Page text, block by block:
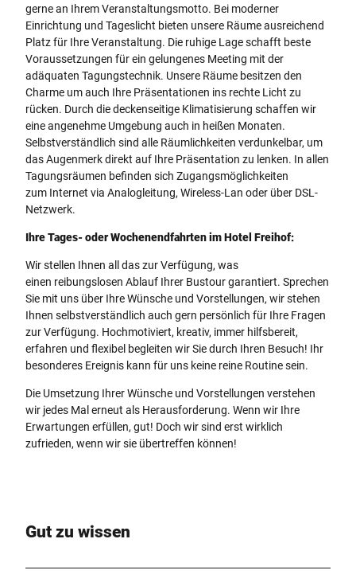
gerne an Ihrem Veranstaltungsmotto. Bei moderner
Einrichtung und Tageslicht bieten unsere Räume ausreichend
Platz für Ihre Veranstaltung. Die ruhige Lage schafft beste
Voraussetzungen für ein gelungenes Meeting mit der
adäquaten Tagungstechnik. Unsere Räume besitzen den
Charme um auch Ihre Präsentationen ins rechte Licht zu
rücken. Durch die deckenseitige Klimatisierung schaffen wir
eine angenehme Umgebung auch in heißen Monaten.
Selbstverständlich sind alle Räumlichkeiten verdunkelbar, um
das Augenmerk direkt auf Ihre Präsentation zu lenken. In allen
Tagungsräumen befinden sich Zugangsmöglichkeiten
zum Internet via Analogleitung, Wireless-Lan oder über DSL-
Netzwerk.
Ihre Tages- oder Wochenendfahrten im Hotel Freihof:
Wir stellen Ihnen all das zur Verfügung, was
einen reibungslosen Ablauf Ihrer Bustour garantiert. Sprechen
Sie mit uns über Ihre Wünsche und Vorstellungen, wir stehen
Ihnen selbstverständlich auch gern persönlich für Ihre Fragen
zur Verfügung. Hochmotiviert, kreativ, immer hilfsbereit,
erfahren und flexibel begleiten wir Sie durch Ihren Besuch! Ihr
besonderes Ereignis kann für uns keine reine Routine sein.
Die Umsetzung Ihrer Wünsche und Vorstellungen verstehen
wir jedes Mal erneut als Herausforderung. Wenn wir Ihre
Erwartungen erfüllen, gut! Doch wir sind erst wirklich
zufrieden, wenn wir sie übertreffen können!
Gut zu wissen